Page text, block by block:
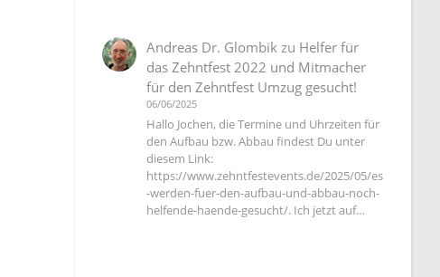
Andreas Dr. Glombik zu Helfer für
das Zehntfest 2022 und Mitmacher
für den Zehntfest Umzug gesucht!
06/06/2025
Hallo Jochen, die Termine und Uhrzeiten für
den Aufbau bzw. Abbau findest Du unter
diesem Link:
https://www.zehntfestevents.de/2025/05/es
-werden-fuer-den-aufbau-und-abbau-noch-
helfende-haende-gesucht/. Ich jetzt auf…